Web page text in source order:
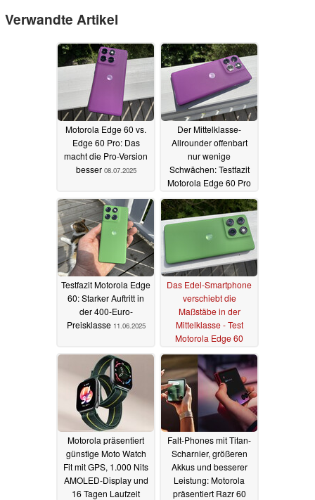
Verwandte Artikel
Motorola Edge 60 vs.
Edge 60 Pro: Das
macht die Pro-Version
besser 08.07.2025
Der Mittelklasse-
Allrounder offenbart
nur wenige
Schwächen: Testfazit
Motorola Edge 60 Pro
07.07.2025
Testfazit Motorola Edge
60: Starker Auftritt in
der 400-Euro-
Preisklasse 11.06.2025
Das Edel-Smartphone
verschiebt die
Maßstäbe in der
Mittelklasse - Test
Motorola Edge 60
09.06.2025
Motorola präsentiert
günstige Moto Watch
Fit mit GPS, 1.000 Nits
AMOLED-Display und
16 Tagen Laufzeit
Falt-Phones mit Titan-
Scharnier, größeren
Akkus und besserer
Leistung: Motorola
präsentiert Razr 60